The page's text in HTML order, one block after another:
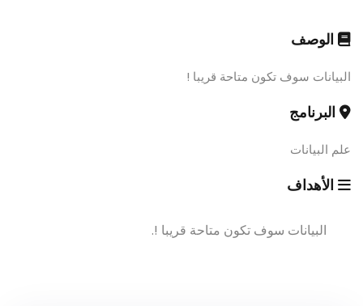
الوصف
البيانات سوف تكون متاحة قريبا !
البرنامج
علم البيانات
الأهداف
البيانات سوف تكون متاحة قريبا !.